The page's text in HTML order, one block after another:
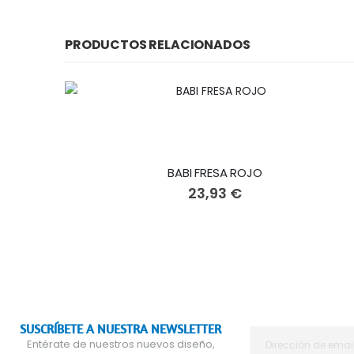
PRODUCTOS RELACIONADOS
BABI FRESA ROJO
23,93 €
SUSCRÍBETE A NUESTRA NEWSLETTER
Entérate de nuestros nuevos diseño,